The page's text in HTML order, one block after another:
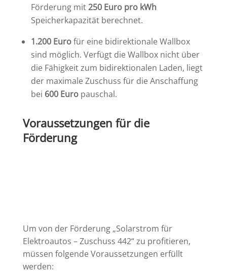
Förderung mit250 Euro pro kWh
Speicherkapazität berechnet.
1.200 Eurofür eine bidirektionale Wallbox
sind möglich. Verfügt die Wallbox nicht über
die Fähigkeit zum bidirektionalen Laden, liegt
der maximale Zuschuss für die Anschaffung
bei 600 Euro pauschal.
Voraussetzungen für die
Förderung
Um von der Förderung „Solarstrom für
Elektroautos – Zuschuss 442“ zu profitieren,
müssen folgende Voraussetzungen erfüllt
werden: